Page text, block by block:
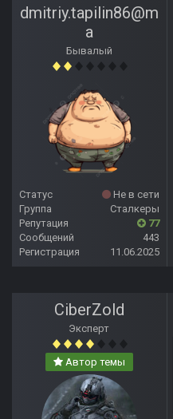
dmitriy.tapilin86@m
a
Бывалый
Статус
Не в сети
Группа
Сталкеры
Репутация
77
Сообщений
443
Регистрация
11.06.2025
CiberZold
Эксперт
Автор темы